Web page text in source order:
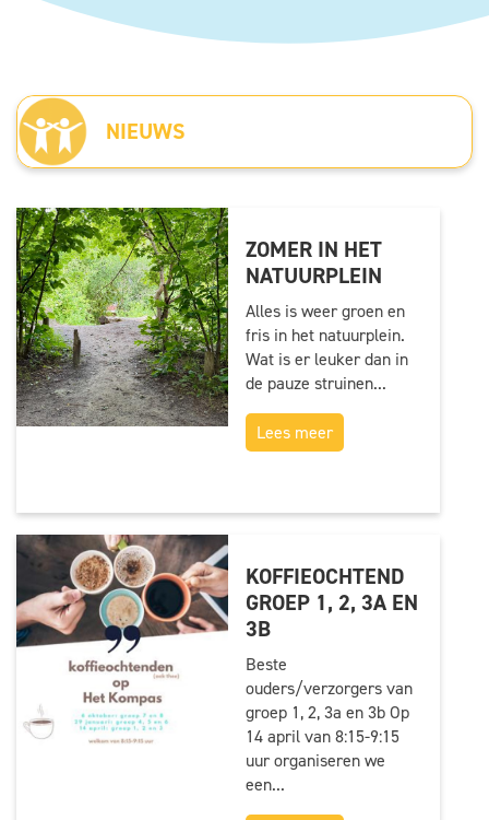
NIEUWS
ZOMER IN HET
NATUURPLEIN
Alles is weer groen en
fris in het natuurplein.
Wat is er leuker dan in
de pauze struinen...
Lees meer
KOFFIEOCHTEND
GROEP 1, 2, 3A EN
3B
Beste
ouders/verzorgers van
groep 1, 2, 3a en 3b Op
14 april van 8:15-9:15
uur organiseren we
een...